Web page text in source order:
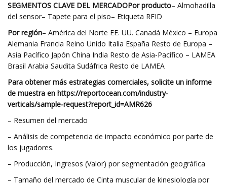
SEGMENTOS CLAVE DEL MERCADOPor producto– Almohadilla
del sensor– Tapete para el piso– Etiqueta RFID
Por región– América del Norte EE. UU. Canadá México – Europa
Alemania Francia Reino Unido Italia España Resto de Europa –
Asia Pacífico Japón China India Resto de Asia-Pacífico – LAMEA
Brasil Arabia Saudita Sudáfrica Resto de LAMEA
Para obtener más estrategias comerciales, solicite un informe
de muestra en https://reportocean.com/industry-
verticals/sample-request?report_id=AMR626
– Resumen del mercado
– Análisis de competencia de impacto económico por parte de
los jugadores.
– Producción, Ingresos (Valor) por segmentación geográfica
– Tamaño del mercado de Cinta muscular de kinesiología por